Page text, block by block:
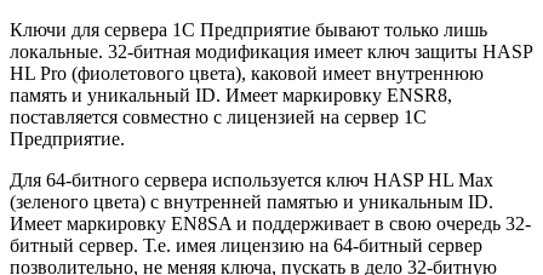
Ключи для сервера 1С Предприятие бывают только лишь
локальные. 32-битная модификация имеет ключ защиты HASP
HL Pro (фиолетового цвета), каковой имеет внутреннюю
память и уникальный ID. Имеет маркировку ENSR8,
поставляется совместно с лицензией на сервер 1С
Предприятие.
Для 64-битного сервера используется ключ HASP HL Max
(зеленого цвета) с внутренней памятью и уникальным ID.
Имеет маркировку EN8SA и поддерживает в свою очередь 32-
битный сервер. Т.е. имея лицензию на 64-битный сервер
позволительно, не меняя ключа, пускать в дело 32-битную